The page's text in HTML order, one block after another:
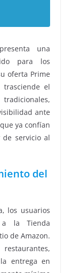
una
para los
oferta Prime
el
ante
ya confían
servicio al
del
los usuarios
a la Tienda
de Amazon.
entrega en